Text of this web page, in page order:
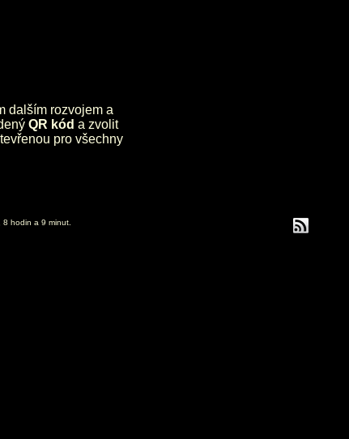
dalším rozvojem a
QR kód a zvolit
pro všechny
hodin a 9 minut.